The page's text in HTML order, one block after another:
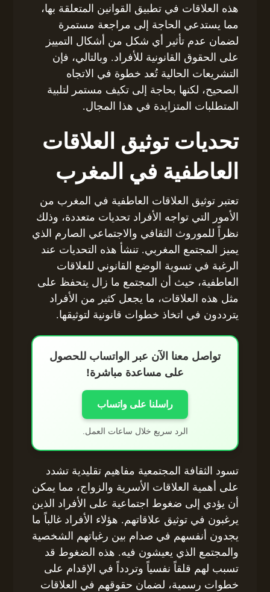
هذه العلاقات في تطبيق القوانين المتعلقة بها،
مما يستدعي الحاجة إلى مراجعة مستمرة
لضمان عدم تأثير أي شكل من أشكال التمييز
على الحقوق القانونية للأفراد. وبالتالي، فإن
التشريعات الحالية تُعد خطوة في الاتجاه
الصحيح، لكنها بحاجة إلى تكيف مستمر لتلبية
المتطلبات المتزايدة في هذا المجال.
تحديات توثيق العلاقات
العاطفية في المغرب
تعتبر توثيق العلاقات العاطفية في المغرب من
الأمور التي تواجه الأفراد تحديات متعددة، وذلك
نظراً للموروث الثقافي والاجتماعي الصارم الذي
يميز المجتمع المغربي. تنشأ هذه التحديات عند
الرغبة في تسوية الوضع القانوني للعلاقات
العاطفية، حيث أن المجتمع ما زال يتحفظ على
مثل هذه العلاقات، ما يجعل كثير من الأفراد
يترددون في اتخاذ خطوات قانونية لتوثيقها.
تواصل معنا الآن عبر الواتساب للحصول
على مساعدة مباشرة!
راسلنا على واتساب
الرد سريع خلال ساعات العمل.
تسود الثقافة المجتمعية مفاهيم تقليدية تشدد
على أهمية العلاقات الأسرية والزواج، مما يمكن
أن يؤدي إلى ضغوط اجتماعية على الأفراد الذين
يرغبون في توثيق علاقاتهم. هؤلاء الأفراد غالباً ما
يجدون أنفسهم في صدام بين رغباتهم الشخصية
والمجتمع الذي يعيشون فيه. هذه الضغوط قد
تسبب لهم قلقاً نفسياً وتردداً في الإقدام على
خطوات رسمية، لضمان حقوقهم في العلاقات